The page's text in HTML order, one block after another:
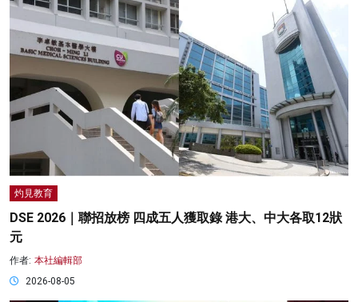
灼見教育
DSE 2026｜聯招放榜 四成五人獲取錄 港大、中大各取12狀
元
作者: 本社編輯部
2026-08-05